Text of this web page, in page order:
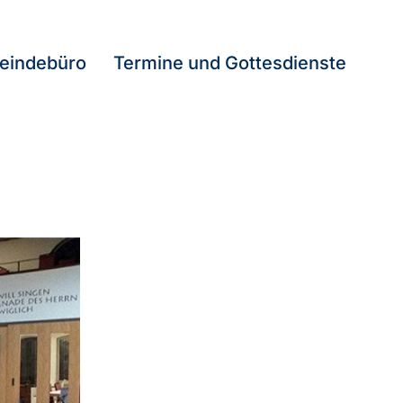
Termine und Gottesdienste